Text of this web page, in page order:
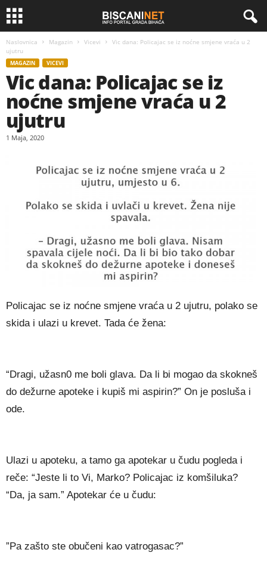
Naslovnica Magazin Vicevi
Vic dana: Policajac se iz noćne smjene vraća u 2
ujutru
MAGAZIN VICEVI
Vic dana: Policajac se iz
noćne smjene vraća u 2
ujutru
1 Maja, 2020
Policajac se iz noćne smjene vraća u 2 ujutru, polako se
skida i ulazi u krevet. Tada će žena:
“Dragi, užasn0 me boli glava. Da li bi mogao da skokneš
do dežurne apoteke i kupiš mi aspirin?” On je posluša i
ode.
Ulazi u apoteku, a tamo ga apotekar u čudu pogleda i
reče: “Jeste li to Vi, Marko? Policajac iz komšiluka?
“Da, ja sam.” Apotekar će u čudu:
”Pa zašto ste obučeni kao vatrogasac?”